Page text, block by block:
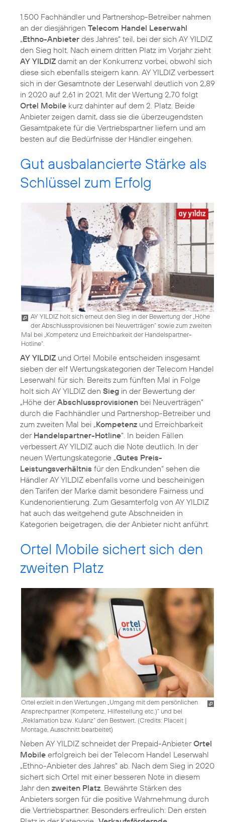
1.500 Fachhändler und Partnershop-Betreiber nahmen
an der diesjährigen Telecom Handel Leserwahl
„Ethno-Anbieter des Jahres“ teil, bei der sich AY YILDIZ
den Sieg holt. Nach einem dritten Platz im Vorjahr zieht
AY YILDIZ damit an der Konkurrenz vorbei, obwohl sich
diese sich ebenfalls steigern kann. AY YILDIZ verbessert
sich in der Gesamtnote der Leserwahl deutlich von 2,89
in 2020 auf 2,61 in 2021. Mit der Wertung 2,70 folgt
Ortel Mobile kurz dahinter auf dem 2. Platz. Beide
Anbieter zeigen damit, dass sie die überzeugendsten
Gesamtpakete für die Vertriebspartner liefern und am
besten auf die Bedürfnisse der Händler eingehen.
Gut ausbalancierte Stärke als
Schlüssel zum Erfolg
AY YILDIZ holt sich erneut den Sieg in der Bewertung der „Höhe
der Abschlussprovisionen bei Neuverträgen“ sowie zum zweiten
Mal bei „Kompetenz und Erreichbarkeit der Handelspartner-
Hotline“.
AY YILDIZ und Ortel Mobile entscheiden insgesamt
sieben der elf Wertungskategorien der Telecom Handel
Leserwahl für sich. Bereits zum fünften Mal in Folge
holt sich AY YILDIZ den Sieg in der Bewertung der
„Höhe derAbschlussprovisionen bei Neuverträgen“
durch die Fachhändler und Partnershop-Betreiber und
zum zweiten Mal bei „Kompetenz und Erreichbarkeit
der Handelspartner-Hotline“. In beiden Fällen
verbessert AY YILDIZ auch die Note deutlich. In der
neuen Wertungskategorie „Gutes Preis-
Leistungsverhältnis für den Endkunden“ sehen die
Händler AY YILDIZ ebenfalls vorne und bescheinigen
den Tarifen der Marke damit besondere Fairness und
Kundenorientierung. Zum Gesamterfolg von AY YILDIZ
hat auch das weitgehend gute Abschneiden in
Kategorien beigetragen, die der Anbieter nicht anführt.
Ortel Mobile sichert sich den
zweiten Platz
Ortel erzielt in den Wertungen „Umgang mit dem persönlichen
Ansprechpartner (Kompetenz, Hilfestellung etc.)“ und bei
„Reklamation bzw. Kulanz“ den Bestwert. (Credits: Placeit |
Montage, Ausschnitt bearbeitet)
Neben AY YILDIZ schneidet der Prepaid-AnbieterOrtel
Mobile erfolgreich bei der Telecom Handel Leserwahl
„Ethno-Anbieter des Jahres“ ab. Nach dem Sieg in 2020
sichert sich Ortel mit einer besseren Note in diesem
Jahr den zweiten Platz . Bewährte Stärken des
Anbieters sorgen für die positive Wahrnehmung durch
die Vertriebspartner. Besonders erfreulich: Den ersten